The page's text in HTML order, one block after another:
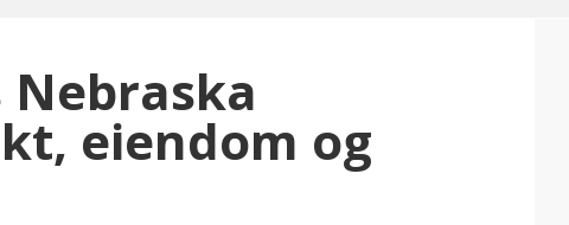
Nebraska
eiendom og